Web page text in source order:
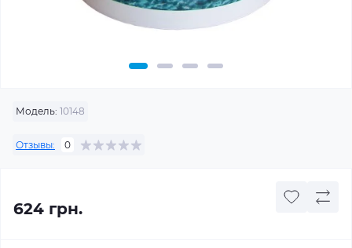
Модель: 10148
Отзывы: 0
624 грн.